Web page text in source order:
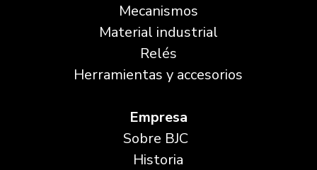
Mecanismos
Material industrial
Relés
Herramientas y accesorios
Empresa
Sobre BJC
Historia